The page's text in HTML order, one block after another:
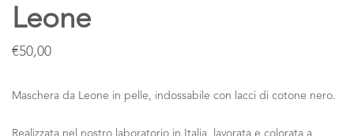
Leone
€50,00
Maschera da Leone in pelle, indossabile con lacci di cotone nero.
Realizzata nel nostro laboratorio in Italia, lavorata e colorata a